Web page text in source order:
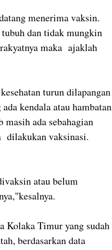
menerima vaksin.
dan tidak mungkin
maka ajaklah
turun dilapangan
kendala atau hambatan
ada sebahagian
dilakukan vaksinasi.
atau belum
Kolaka Timur yang sudah
berdasarkan data